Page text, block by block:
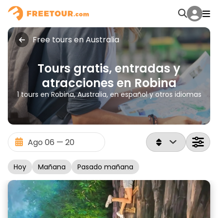
Free tours en Australia
Tours gratis, entradas y
atracciones en Robina
1 tours en Robina, Australia, en español y otros idiomas
Hoy Mañana Pasado mañana